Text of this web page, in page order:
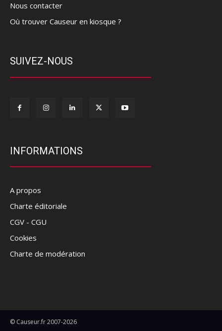
Nous contacter
Où trouver Causeur en kiosque ?
SUIVEZ-NOUS
INFORMATIONS
A propos
Charte éditoriale
CGV - CGU
Cookies
Charte de modération
© Causeur.fr 2007-2026